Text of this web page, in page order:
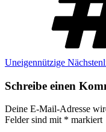
Uneigennützige
Schreibe einen
Deine E-Mail-Adresse
Felder sind mit * markiert